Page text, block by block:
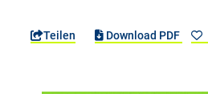
Teilen Download PDF